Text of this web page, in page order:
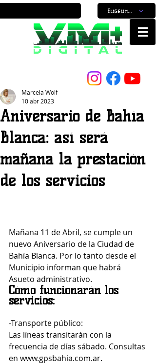
Elige un horario
Aniversario de Bahía
Blanca: así será
mañana la prestación
de los servicios
Marcela Wolf
10 abr 2023
Mañana 11 de Abril, se cumple un
nuevo Aniversario de la Ciudad de
Bahía Blanca. Por lo tanto desde el
Municipio informan que habrá
Asueto administrativo.
Cómo funcionarán los
servicios:
-Transporte público:
Las líneas transitarán con la
frecuencia de días sábado. Consultas
en www.gpsbahia.com.ar.